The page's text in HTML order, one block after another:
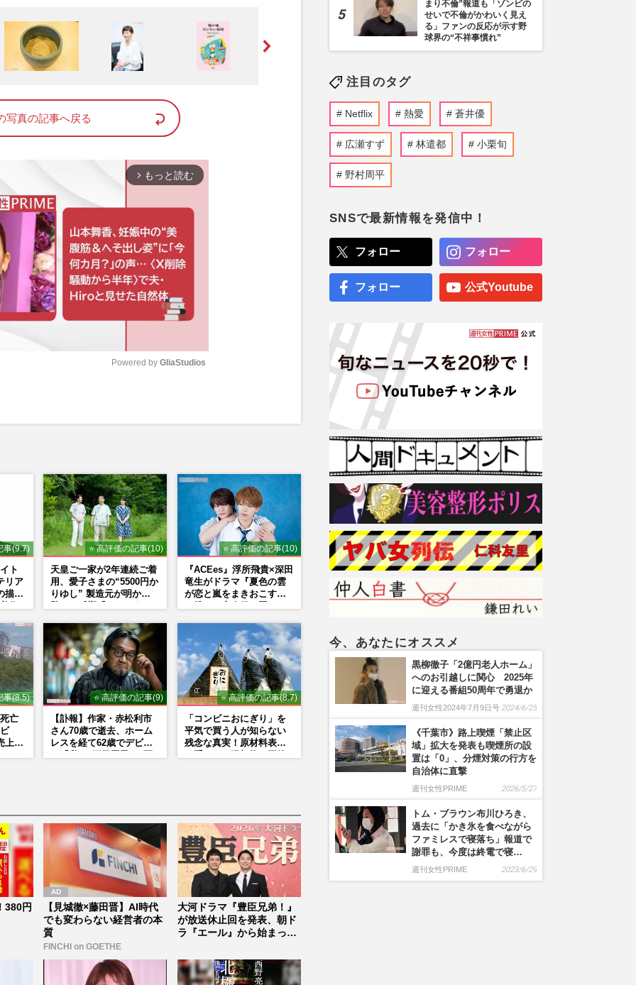
写真の記事へ戻る
arrow_forward_ios もっと読む
u
Powered by GliaStudios
事(9.7)
ト
リア
描く
⭐ 高評価の記事(10)
天皇ご一家が2年連続ご着
用、愛子さまの“5500円か
りゆし” 製造元が明かす
⭐ 高評価の記事(10)
『ACEes』浮所飛貴×深田
竜生がドラマ『夏色の雲
が恋と嵐をまきおこす』
事(8.5)
亡
上回
⭐ 高評価の記事(9)
【訃報】作家・赤松利市
さん70歳で逝去、ホーム
レスを経て62歳でデビュ
⭐ 高評価の記事(8.7)
「コンビニおにぎり」を
平気で買う人が知らない
残念な真実！原材料表示
380円
【見城徹×藤田晋】AI時代
でも変わらない経営者の本
質
FINCHI on GOETHE
大河ドラマ『豊臣兄弟！』
が放送休止回を発表、朝ド
ラ『エール』から始まった
まり不倫”報道も「ゾンビの
せいで不倫がかわいく見え
る」ファンの反応が示す野
球界の“不祥事慣れ”
注目のタグ
Netflix 熱愛 蒼井優
広瀬すず 林遣都 小栗旬
野村周平
SNSで最新情報を発信中！
フォロー フォロー
フォロー 公式Youtube
今、あなたにオススメ
黒柳徹子「2億円老人ホーム」
へのお引越しに関心 2025年
に迎える番組50周年で勇退か
週刊女性2024年7月9日号 2024/6/25
《千葉市》路上喫煙「禁止区
域」拡大を発表も喫煙所の設
置は「0」、分煙対策の行方を
自治体に直撃
週刊女性PRIME 2026/5/27
トム・ブラウン布川ひろき、
過去に「かき氷を食べながら
ファミレスで寝落ち」報道で
謝罪も、今度は終電で寝…
週刊女性PRIME 2023/6/29